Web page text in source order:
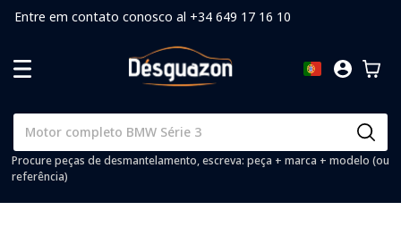
Entre em contato conosco al +34 649 17 16 10
Procure peças de desmantelamento, escreva: peça + marca + modelo (ou
referência)